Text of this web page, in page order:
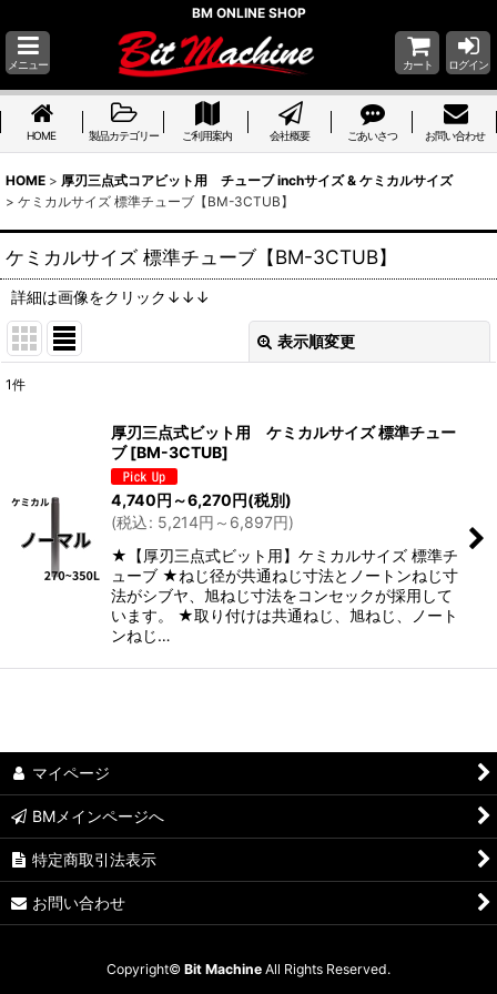
BM ONLINE SHOP
メニュー カート ログイン
HOME 製品カテゴリー ご利用案内 会社概要 ごあいさつ お問い合わせ
HOME > 厚刃三点式コアビット用 チューブ inchサイズ & ケミカルサイズ
> ケミカルサイズ 標準チューブ【BM-3CTUB】
ケミカルサイズ 標準チューブ【BM-3CTUB】
詳細は画像をクリック↓↓↓
表示順変更
絞り込む
1件
厚刃三点式ビット用 ケミカルサイズ 標準チュー
ブ [BM-3CTUB]
4,740円 ～6,270円(税別)
(税込: 5,214円 ～6,897円)
★【厚刃三点式ビット用】ケミカルサイズ 標準チ
ューブ ★ねじ径が共通ねじ寸法とノートンねじ寸
法がシブヤ、旭ねじ寸法をコンセックが採用して
います。 ★取り付けは共通ねじ、旭ねじ、ノート
ンねじ…
マイページ
BMメインページへ
特定商取引法表示
お問い合わせ
Copyright© Bit Machine All Rights Reserved.